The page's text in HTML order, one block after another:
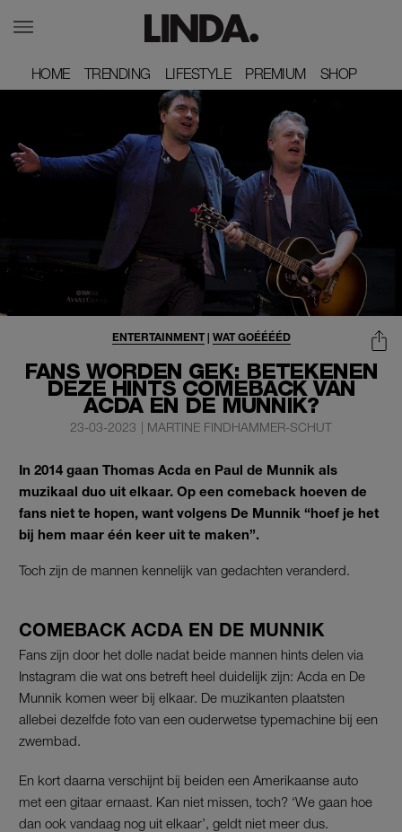
HOME
HOME TRENDING
TRENDING LIFESTYLE
LIFESTYLE PREMIUM
PREMIUM SHOP
SHOP
FANS WORDEN GEK: BETEKENEN
DEZE HINTS COMEBACK VAN
ACDA EN DE MUNNIK?
ENTERTAINMENT| WAT GOÉÉÉÉD
23-03-2023 | MARTINE FINDHAMMER-SCHUT
In 2014 gaan Thomas Acda en Paul de Munnik als
muzikaal duo uit elkaar. Op een comeback hoeven de
fans niet te hopen, want volgens De Munnik “hoef je het
bij hem maar één keer uit te maken”.
Toch zijn de mannen kennelijk van gedachten veranderd.
COMEBACK ACDA EN DE MUNNIK
Fans zijn door het dolle nadat beide mannen hints delen via
Instagram die wat ons betreft heel duidelijk zijn: Acda en De
Munnik komen weer bij elkaar. De muzikanten plaatsten
allebei dezelfde foto van een ouderwetse typemachine bij een
zwembad.
En kort daarna verschijnt bij beiden een Amerikaanse auto
met een gitaar ernaast. Kan niet missen, toch? ‘We gaan hoe
dan ook vandaag nog uit elkaar’, geldt niet meer dus.